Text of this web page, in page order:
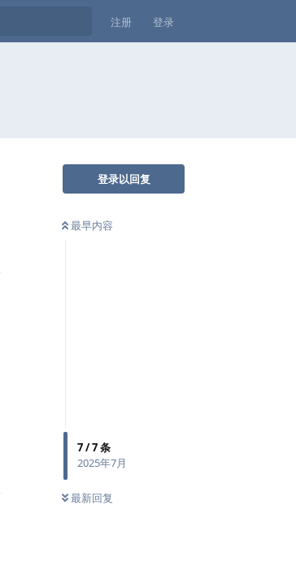
注册 登录
登录以回复
最早内容
7/7条
2025年7月
最新回复